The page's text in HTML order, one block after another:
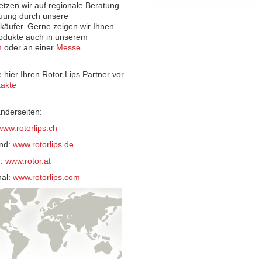
wir auf regionale Beratung
durch unsere
Gerne zeigen wir Ihnen
auch in unserem
oder an einer Messe.
hier Ihren Rotor Lips Partner vor
www.rotorlips.de
www.rotor.at
www.rotorlips.com